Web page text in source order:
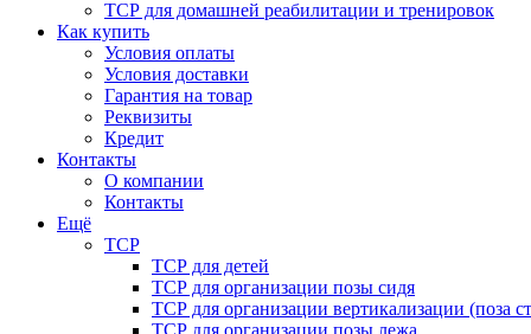
ТСР для домашней реабилитации и тренировок
Как купить
Условия оплаты
Условия доставки
Гарантия на товар
Реквизиты
Кредит
Контакты
О компании
Контакты
Ещё
ТСР
ТСР для детей
ТСР для организации позы сидя
ТСР для организации вертикализации (поза
ТСР для организации позы лежа